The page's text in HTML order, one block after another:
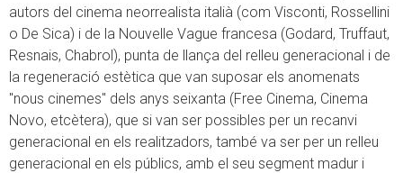
autors del cinema neorrealista italià (com Visconti, Rossellini
o De Sica) i de la Nouvelle Vague francesa (Godard, Truffaut,
Resnais, Chabrol), punta de llança del relleu generacional i de
la regeneració estètica que van suposar els anomenats
"nous cinemes" dels anys seixanta (Free Cinema, Cinema
Novo, etcètera), que si van ser possibles per un recanvi
generacional en els realitzadors, també va ser per un relleu
generacional en els públics, amb el seu segment madur i